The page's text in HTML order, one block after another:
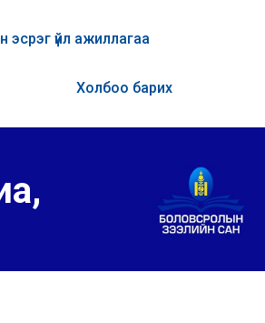
эсрэг үйл ажиллагаа
Холбоо барих